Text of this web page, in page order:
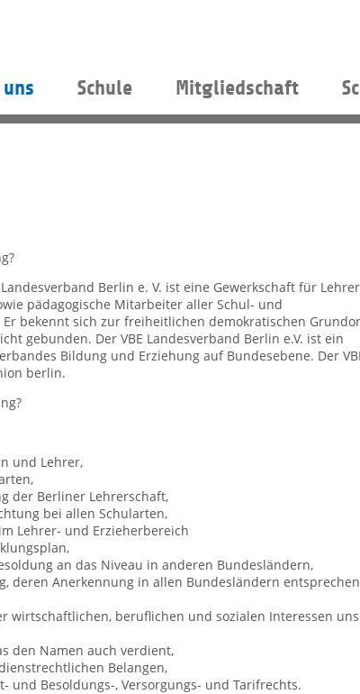
Schule Mitgliedschaft
Berlin e. V. ist eine Gewerkschaft für
pädagogische Mitarbeiter aller Schul- und
bekennt sich zur freiheitlichen demokratischen
gebunden. Der VBE Landesverband Berlin e.V. ist ein
Bildung und Erziehung auf Bundesebene. Der
berlin.
und Lehrer,
der Berliner Lehrerschaft,
bei allen Schularten,
Lehrer- und Erzieherbereich
an das Niveau in anderen Bundesländern,
deren Anerkennung in allen Bundesländern
wirtschaftlichen, beruflichen und sozialen Interessen
den Namen auch verdient,
Belangen,
und Besoldungs-, Versorgungs- und Tarifrechts.